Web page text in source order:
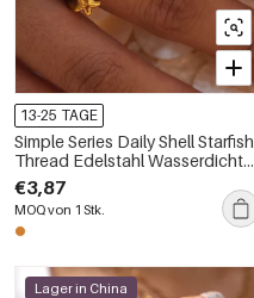
13-25 TAGE
Simple Series Daily Shell Starfish
Thread Edelstahl Wasserdicht
Goldfarbene Statement-Ringe
€3,87
MOQ von 1 Stk.
Lager in China